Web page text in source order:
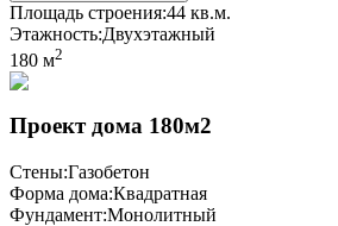
Площадь строения:44 кв.м.
Этажность:Двухэтажный
180 м2
Проект дома 180м2
Стены:Газобетон
Форма дома:Квадратная
Фундамент:Монолитный